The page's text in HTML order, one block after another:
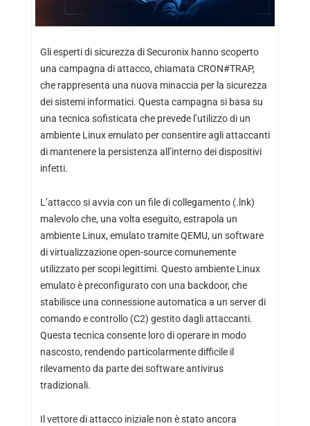
Gli esperti di sicurezza di Securonix hanno scoperto
una campagna di attacco, chiamata CRON#TRAP,
che rappresenta una nuova minaccia per la sicurezza
dei sistemi informatici. Questa campagna si basa su
una tecnica sofisticata che prevede l’utilizzo di un
ambiente Linux emulato per consentire agli attaccanti
di mantenere la persistenza all’interno dei dispositivi
infetti.
L’attacco si avvia con un file di collegamento (.lnk)
malevolo che, una volta eseguito, estrapola un
ambiente Linux, emulato tramite QEMU, un software
di virtualizzazione open-source comunemente
utilizzato per scopi legittimi. Questo ambiente Linux
emulato è preconfigurato con una backdoor, che
stabilisce una connessione automatica a un server di
comando e controllo (C2) gestito dagli attaccanti.
Questa tecnica consente loro di operare in modo
nascosto, rendendo particolarmente difficile il
rilevamento da parte dei software antivirus
tradizionali.
Il vettore di attacco iniziale non è stato ancora